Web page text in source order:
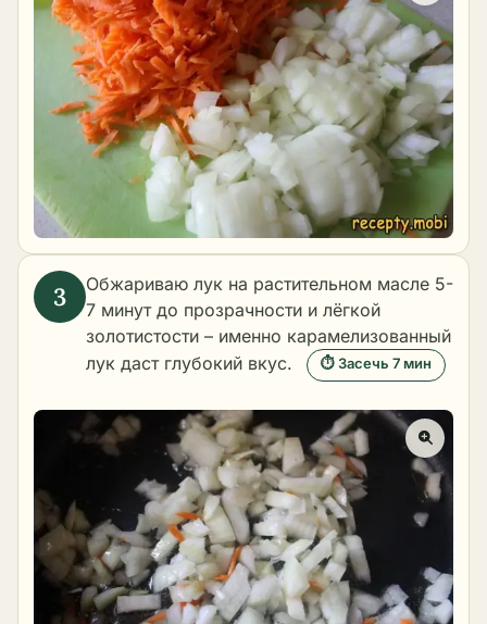
Обжариваю лук на растительном масле 5-
7 минут до прозрачности и лёгкой
золотистости – именно карамелизованный
лук даст глубокий вкус.
⏱ Засечь 7 мин